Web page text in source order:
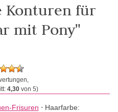
Konturen für
mit Pony"
4,30von 5)
Frisuren ⋅ Haarfarbe: